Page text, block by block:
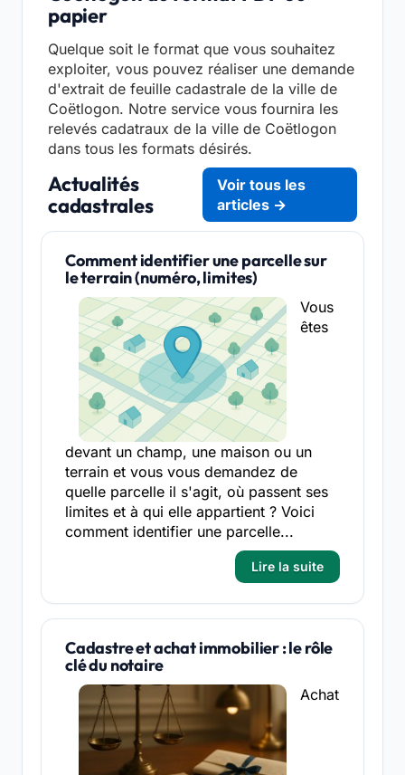
papier
Quelque soit le format que vous souhaitez
exploiter, vous pouvez réaliser une demande
d'extrait de feuille cadastrale de la ville de
Coëtlogon. Notre service vous fournira les
relevés cadatraux de la ville de Coëtlogon
dans tous les formats désirés.
Actualités
cadastrales
Voir tous les
articles →
Comment identifier une parcelle sur
le terrain (numéro, limites)
Vous
êtes
devant un champ, une maison ou un
terrain et vous vous demandez de
quelle parcelle il s'agit, où passent ses
limites et à qui elle appartient ? Voici
comment identifier une parcelle...
Lire la suite
Cadastre et achat immobilier : le rôle
clé du notaire
Achat